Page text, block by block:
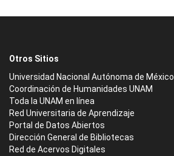
Otros Sitios
Universidad Nacional Autónoma de México
Coordinación de Humanidades UNAM
Toda la UNAM en línea
Red Universitaria de Aprendizaje
Portal de Datos Abiertos
Dirección General de Bibliotecas
Red de Acervos Digitales